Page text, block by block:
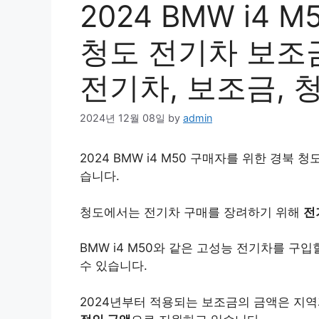
2024 BMW i4
청도 전기차 보
전기차, 보조금,
2024년 12월 08일 by admin
2024 BMW i4 M50 구매자를 위한 경북 청
습니다.
청도에서는 전기차 구매를 장려하기 위해 전
BMW i4 M50와 같은 고성능 전기차를 구입
수 있습니다.
2024년부터 적용되는 보조금의 금액은 지